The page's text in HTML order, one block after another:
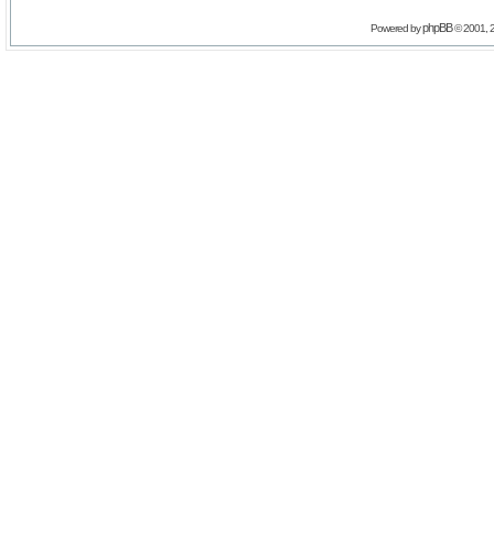
Powered byphpBB© 2001,